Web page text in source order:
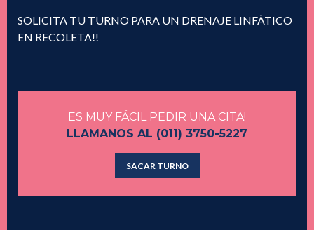
SOLICITA TU TURNO PARA UN DRENAJE LINFÁTICO
EN RECOLETA!!
ES MUY FÁCIL PEDIR UNA CITA!
LLAMANOS AL (011) 3750-5227
SACAR TURNO